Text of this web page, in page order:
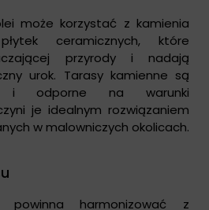
może korzystać z kamienia
ceramicznych, które
przyrody i nadają
urok. Tarasy kamienne są
i odporne na warunki
je idealnym rozwiązaniem
w malowniczych okolicach.
powinna harmonizować z